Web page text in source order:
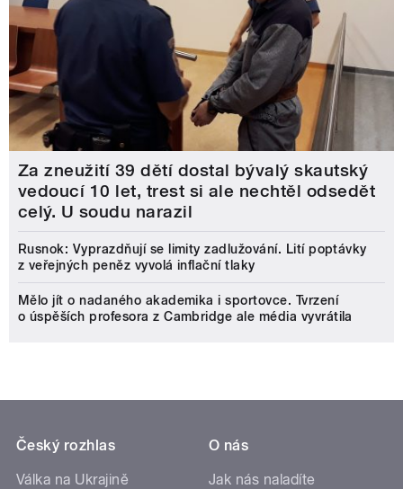
Za zneužití 39 dětí dostal bývalý skautský
vedoucí 10 let, trest si ale nechtěl odsedět
celý. U soudu narazil
Rusnok: Vyprazdňují se limity zadlužování. Lití poptávky
z veřejných peněz vyvolá inflační tlaky
Mělo jít o nadaného akademika i sportovce. Tvrzení
o úspěších profesora z Cambridge ale média vyvrátila
Český rozhlas
Válka na Ukrajině
O nás
Jak nás naladíte